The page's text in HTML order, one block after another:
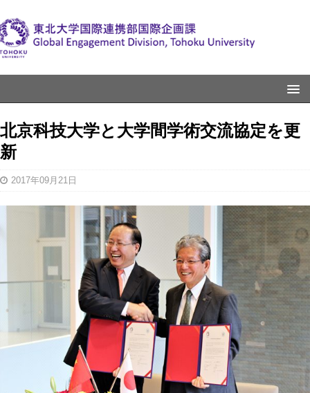
北京科技大学と大学間学術交流協定を更
新
2017年09月21日